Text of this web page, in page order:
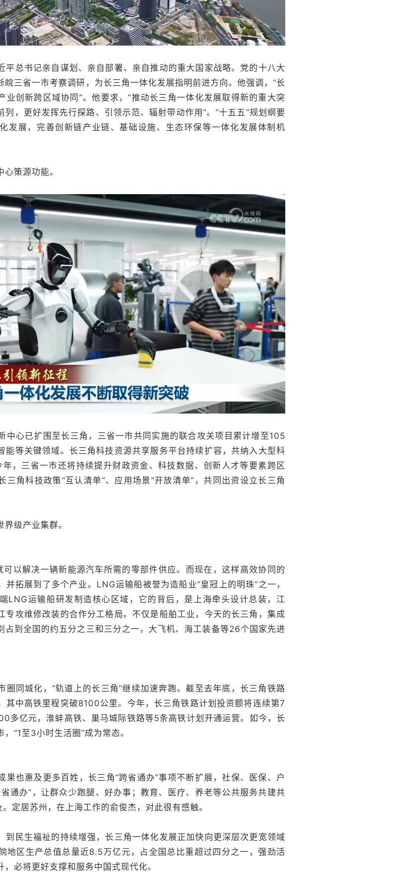
总书记亲自谋划、亲自部署、亲自推动的重大国家战略。党的十八大
皖三省一市考察调研，为长三角一体化发展指明前进方向。他强调，“长
业创新跨区域协同”。他要求，“推动长三角一体化发展取得新的重大突
，更好发挥先行探路、引领示范、辐射带动作用”。“十五五”规划纲要
发展，完善创新链产业链、基础设施、生态环保等一体化发展体制机
策源功能。
心已扩围至长三角，三省一市共同实施的联合攻关项目累计增至105
能等关键领域。长三角科技资源共享服务平台持续扩容，共纳入大型科
，三省一市还将持续提升财政资金、科技数据、创新人才等要素跨区
三角科技政策“互认清单”、应用场景“开放清单”，共同出资设立长三角
级产业集群。
解决一辆新能源汽车所需的零部件供应。而现在，这样高效协同的
并拓展到了多个产业。LNG运输船被誉为造船业“皇冠上的明珠”之一，
LNG运输船研发制造核心区域，它的背后，是上海牵头设计总装，江
专攻维修改装的合作分工格局。不仅是船舶工业，今天的长三角，集成
占到全国的约五分之三和三分之一，大飞机、海工装备等26个国家先进
同城化，“轨道上的长三角”继续加速奔跑。截至去年底，长三角铁路
其中高铁里程突破8100公里。今年，长三角铁路计划投资额将连续第7
多亿元，淮蚌高铁、巢马城际铁路等5条高铁计划开通运营。如今，长
“1至3小时生活圈”成为常态。
也惠及更多百姓，长三角“跨省通办”事项不断扩展，社保、医保、户
通办”，让群众少跑腿、好办事；教育、医疗、养老等公共服务共建共
定居苏州，在上海工作的俞俊杰，对此很有感触。
民生福祉的持续增强，长三角一体化发展正加快向更深层次更宽领域
地区生产总值总量近8.5万亿元，占全国总比重超过四分之一，强劲活
必将更好支撑和服务中国式现代化。